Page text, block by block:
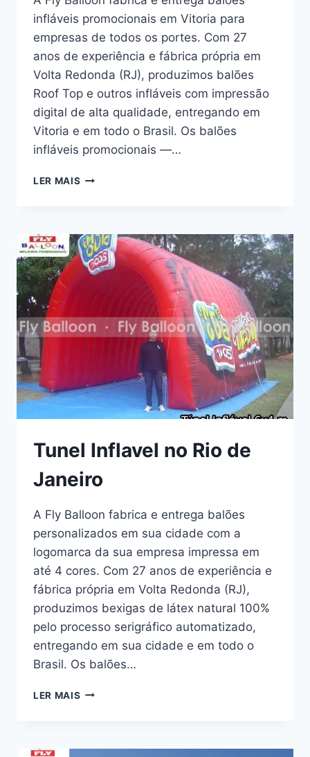
infláveis promocionais em Vitoria para
empresas de todos os portes. Com 27
anos de experiência e fábrica própria em
Volta Redonda (RJ), produzimos balões
Roof Top e outros infláveis com impressão
digital de alta qualidade, entregando em
Vitoria e em todo o Brasil. Os balões
infláveis promocionais —…
LER MAIS TUNEIS
Tunel Inflavel no Rio de
Janeiro
A Fly Balloon fabrica e entrega balões
personalizados em sua cidade com a
logomarca da sua empresa impressa em
até 4 cores. Com 27 anos de experiência e
fábrica própria em Volta Redonda (RJ),
produzimos bexigas de látex natural 100%
pelo processo serigráfico automatizado,
entregando em sua cidade e em todo o
Brasil. Os balões…
LER MAIS TUNEL
DE